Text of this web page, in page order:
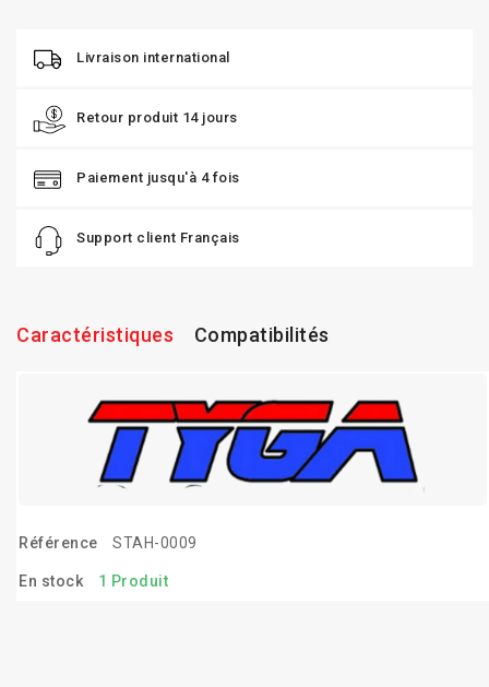
Livraison international
Retour produit 14 jours
Paiement jusqu'à 4 fois
Support client Français
Caractéristiques Compatibilités
Référence STAH-0009
En stock 1 Produit